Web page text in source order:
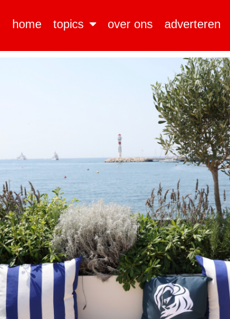
home topics over ons adverteren